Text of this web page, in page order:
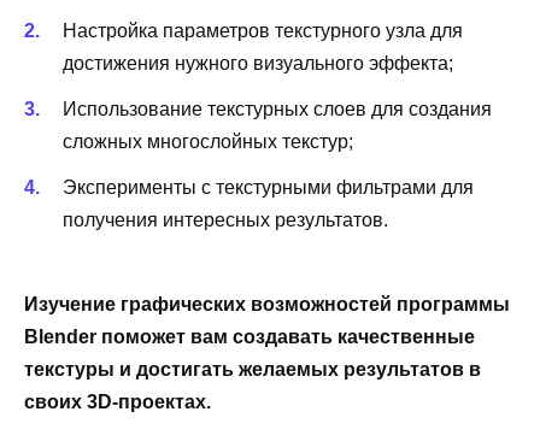
Настройка параметров текстурного узла для
достижения нужного визуального эффекта;
Использование текстурных слоев для создания
сложных многослойных текстур;
Эксперименты с текстурными фильтрами для
получения интересных результатов.
Изучение графических возможностей программы
Blender поможет вам создавать качественные
текстуры и достигать желаемых результатов в
своих 3D-проектах.